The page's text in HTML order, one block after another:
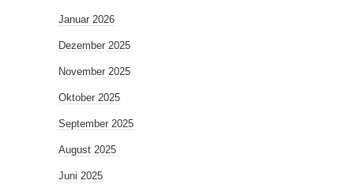
Januar 2026
Dezember 2025
November 2025
Oktober 2025
September 2025
August 2025
Juni 2025